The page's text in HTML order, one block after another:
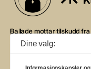
Ballade mottar tilskudd
støtte fra eierne NOPA,
Musikkforleggerne.
Dine valg: